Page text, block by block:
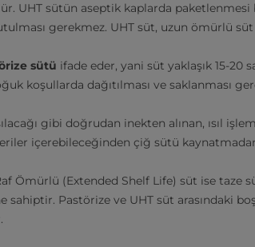
UHT sütün aseptik kaplarda paketlenmesi
gerekmez. UHT süt, uzun ömürlü süt
sütü ifade eder, yani süt yaklaşık 15-20
koşullarda dağıtılması ve saklanması
gibi doğrudan inekten alınan, ısıl
içerebileceğinden çiğ sütü
Ömürlü (Extended Shelf Life) süt ise taze
sahiptir. Pastörize ve UHT süt arasındaki